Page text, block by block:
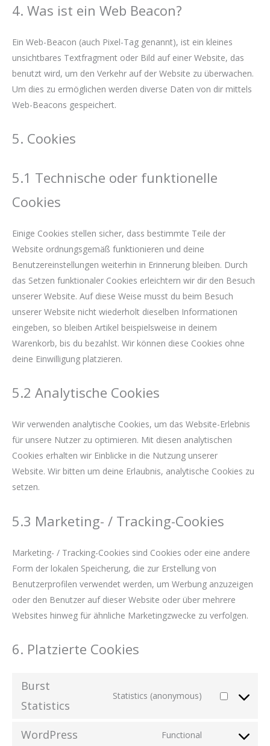
4. Was ist ein Web Beacon?
Ein Web-Beacon (auch Pixel-Tag genannt), ist ein kleines
unsichtbares Textfragment oder Bild auf einer Website, das
benutzt wird, um den Verkehr auf der Website zu überwachen.
Um dies zu ermöglichen werden diverse Daten von dir mittels
Web-Beacons gespeichert.
5. Cookies
5.1 Technische oder funktionelle
Cookies
Einige Cookies stellen sicher, dass bestimmte Teile der
Website ordnungsgemäß funktionieren und deine
Benutzereinstellungen weiterhin in Erinnerung bleiben. Durch
das Setzen funktionaler Cookies erleichtern wir dir den Besuch
unserer Website. Auf diese Weise musst du beim Besuch
unserer Website nicht wiederholt dieselben Informationen
eingeben, so bleiben Artikel beispielsweise in deinem
Warenkorb, bis du bezahlst. Wir können diese Cookies ohne
deine Einwilligung platzieren.
5.2 Analytische Cookies
Wir verwenden analytische Cookies, um das Website-Erlebnis
für unsere Nutzer zu optimieren. Mit diesen analytischen
Cookies erhalten wir Einblicke in die Nutzung unserer
Website. Wir bitten um deine Erlaubnis, analytische Cookies zu
setzen.
5.3 Marketing- / Tracking-Cookies
Marketing- / Tracking-Cookies sind Cookies oder eine andere
Form der lokalen Speicherung, die zur Erstellung von
Benutzerprofilen verwendet werden, um Werbung anzuzeigen
oder den Benutzer auf dieser Website oder über mehrere
Websites hinweg für ähnliche Marketingzwecke zu verfolgen.
6. Platzierte Cookies
Burst
Statistics
Statistics (anonymous)
Consent
WordPress Functional
Consent